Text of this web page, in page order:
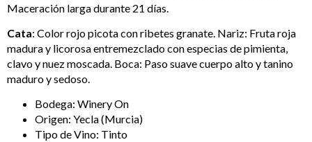
Maceración larga durante 21 días.
Cata: Color rojo picota con ribetes granate. Nariz: Fruta roja
madura y licorosa entremezclado con especias de pimienta,
clavo y nuez moscada. Boca: Paso suave cuerpo alto y tanino
maduro y sedoso.
Bodega: Winery On
Origen: Yecla (Murcia)
Tipo de Vino: Tinto